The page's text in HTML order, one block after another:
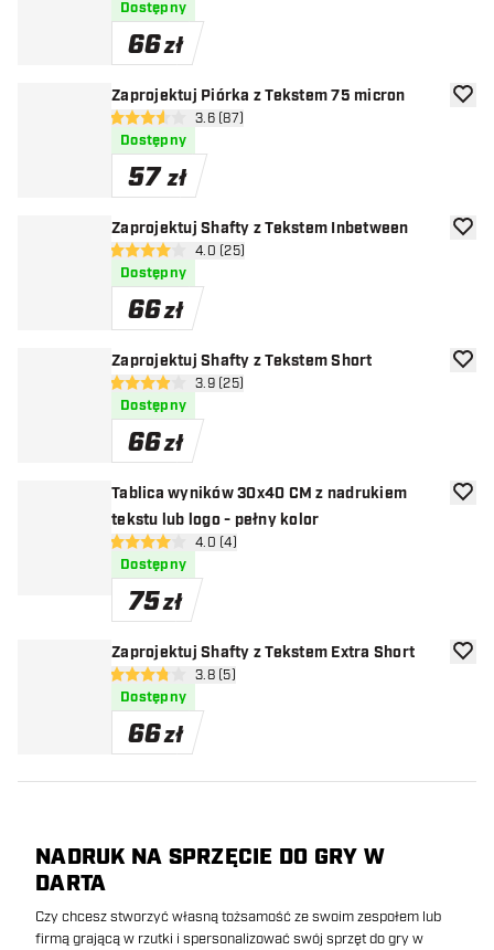
Dostępny
66zł
Zaprojektuj Piórka z Tekstem 75 micron
otwórz panel recenzji
3.6 gwiazdki oceny
3.6 (87)
Dostępny
57 zł
Zaprojektuj Shafty z Tekstem Inbetween
otwórz panel recenzji
4 gwiazdki oceny4.0 (25)
Dostępny
66zł
Zaprojektuj Shafty z Tekstem Short
otwórz panel recenzji
3.9 gwiazdki oceny
3.9 (25)
Dostępny
66zł
Tablica wyników 30x40 CM z nadrukiem
tekstu lub logo - pełny kolor
otwórz panel recenzji
4 gwiazdki oceny4.0 (4)
Dostępny
75zł
Zaprojektuj Shafty z Tekstem Extra Short
otwórz panel recenzji
3.8 gwiazdki oceny
3.8 (5)
Dostępny
66zł
NADRUK NA SPRZĘCIE DO GRY W
DARTA
Czy chcesz stworzyć własną tożsamość ze swoim zespołem lub
firmą grającą w rzutki i spersonalizować swój sprzęt do gry w